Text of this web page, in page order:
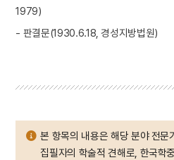
1979)
- 판결문(1930.6.18, 경성지방법원)
본 항목의 내용은 해당 분야 전문
집필자의 학술적 견해로, 한국학